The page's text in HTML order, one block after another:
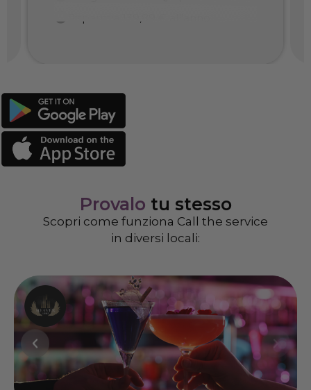
Provalo tu stesso
Scopri come funziona Call the service
in diversi locali: